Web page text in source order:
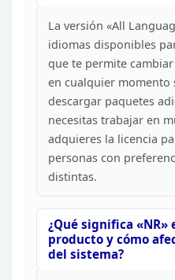
La versión «All
idiomas disponibles
que te permite
en cualquier momento
descargar paquetes
necesitas trabajar en
adquieres la licencia
personas con
distintas.
¿Qué significa «NR»
producto y cómo
del sistema?